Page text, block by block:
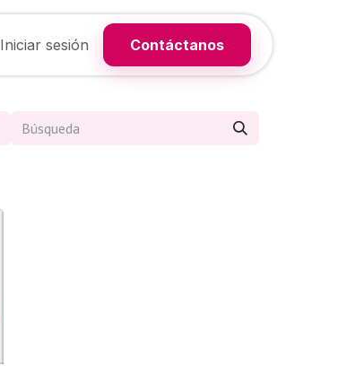
Iniciar sesión Contáctanos